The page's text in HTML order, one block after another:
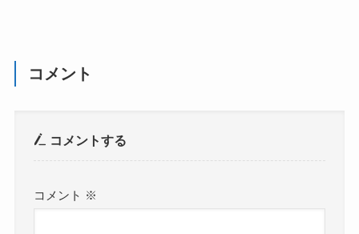
コメント
コメントする
コメント ※